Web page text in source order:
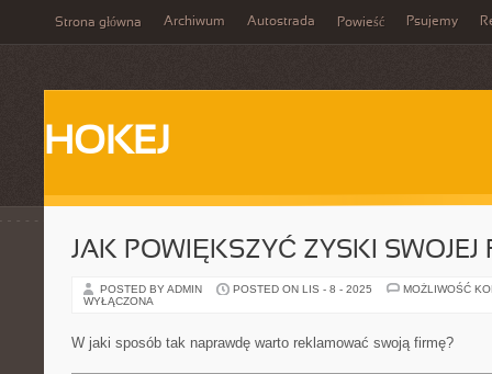
Strona główna Archiwum Autostrada Powieść Psujemy
HOKEJ
JAK POWIĘKSZYĆ ZYSKI SWOJEJ
POSTED BY ADMIN POSTED ON LIS - 8 - 2025
MOŻLIWOŚĆ
WYŁĄCZONA
W jaki sposób tak naprawdę warto reklamować swoją firmę?